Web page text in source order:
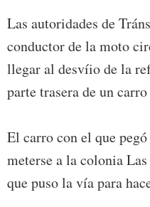
Las autoridades de
conductor de la moto
llegar al desvíio de la
parte trasera de un
El carro con el que
meterse a la colonia
que puso la vía para